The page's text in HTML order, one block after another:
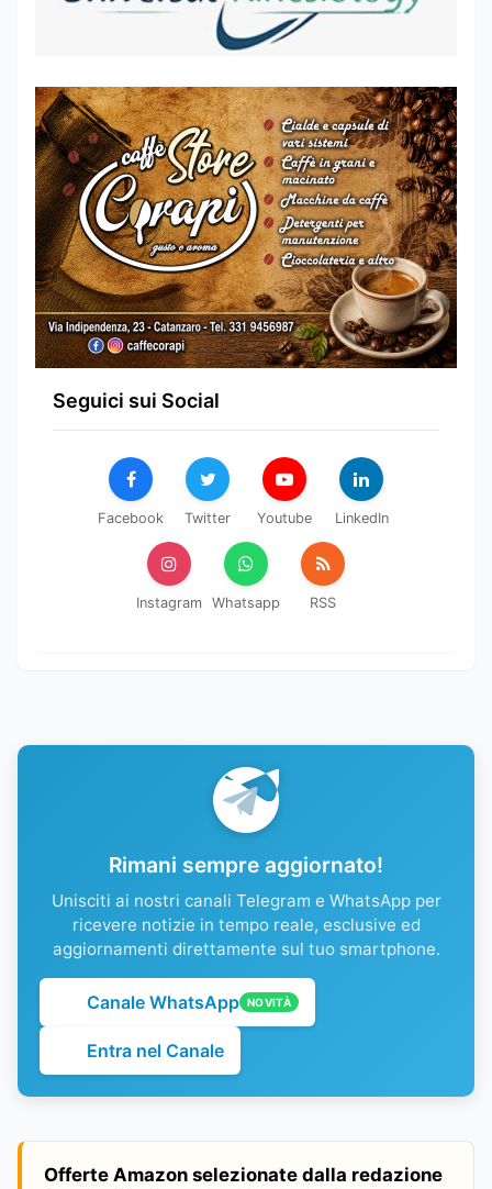
Seguici sui Social
Facebook Twitter Youtube LinkedIn
Instagram Whatsapp RSS
Rimani sempre aggiornato!
Unisciti ai nostri canali Telegram e WhatsApp per
ricevere notizie in tempo reale, esclusive ed
aggiornamenti direttamente sul tuo smartphone.
Canale WhatsApp NOVITÀ
Entra nel Canale
Offerte Amazon selezionate dalla redazione